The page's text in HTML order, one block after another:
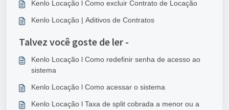
Kenlo Locação l Como excluir Contrato de Locação
Kenlo Locação | Aditivos de Contratos
Talvez você goste de ler -
Kenlo Locação l Como redefinir senha de acesso ao
sistema
Kenlo Locação l Como acessar o sistema
Kenlo Locação l Taxa de split cobrada a menor ou a